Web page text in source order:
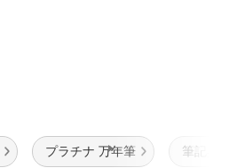
プラチナ 万年筆 筆記具